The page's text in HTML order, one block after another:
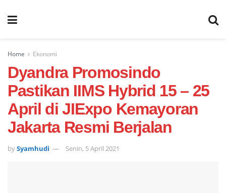
Home Ekonomi
Dyandra Promosindo
Pastikan IIMS Hybrid 15 – 25
April di JIExpo Kemayoran
Jakarta Resmi Berjalan
bySyamhudi Senin, 5 April 2021